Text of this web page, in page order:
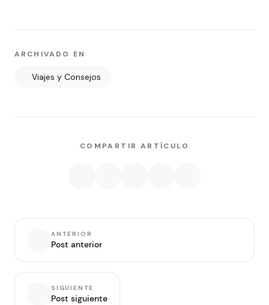
ARCHIVADO EN
Viajes y Consejos
COMPARTIR ARTÍCULO
ANTERIOR
Post anterior
SIGUIENTE
Post siguiente